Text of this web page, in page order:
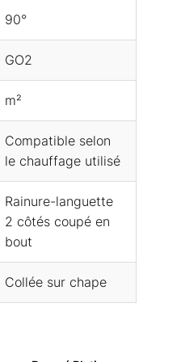
90°
GO2
m²
Compatible selon
le chauffage utilisé
Rainure-languette
2 côtés coupé en
bout
Collée sur chape